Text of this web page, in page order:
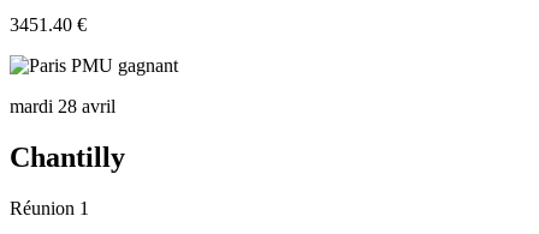
3451.40 €
mardi 28 avril
Chantilly
Réunion 1